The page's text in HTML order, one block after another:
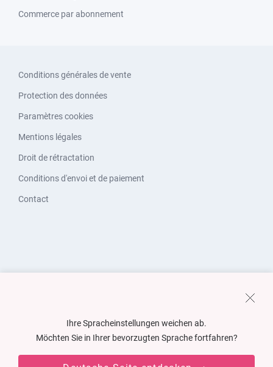
Commerce par abonnement
Conditions générales de vente
Protection des données
Paramètres cookies
Mentions légales
Droit de rétractation
Conditions d'envoi et de paiement
Contact
Ihre Spracheinstellungen weichen ab.
Möchten Sie in Ihrer bevorzugten Sprache fortfahren?